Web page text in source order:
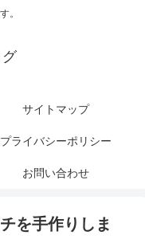
。
サイトマップ
プライバシーポリシー
お問い合わせ
を手作りしま